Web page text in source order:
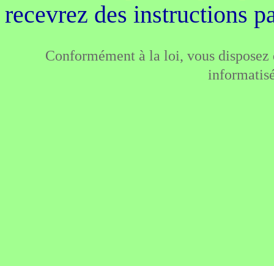
recevrez des instructions
Conformément à la loi, vous